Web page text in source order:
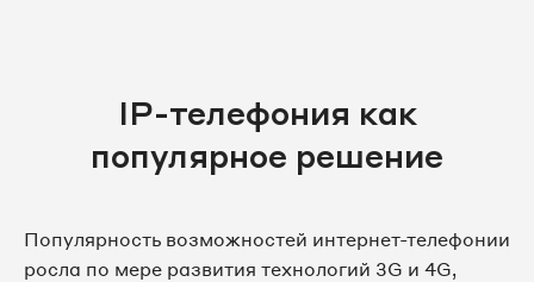
IP-телефония как
популярное решение
Популярность возможностей интернет-телефонии
росла по мере развития технологий 3G и 4G,